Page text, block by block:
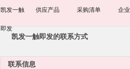
发一触
即发
供应产品 采购清单 企
凯发一触即发的联系方式
联系信息